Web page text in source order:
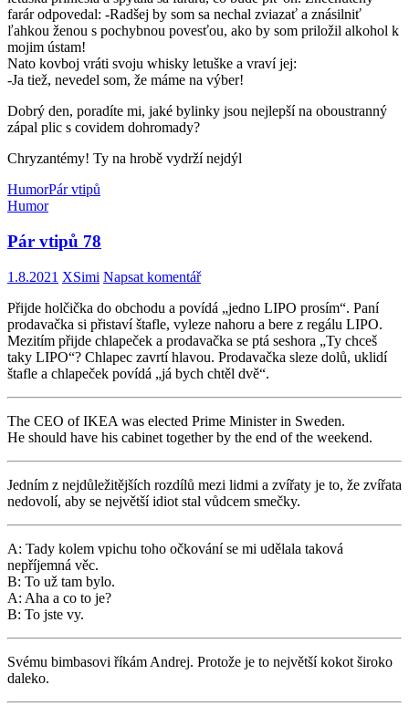
farár odpovedal: -Radšej by som sa nechal zviazať a znásilniť
ľahkou ženou s pochybnou povesťou, ako by som priložil alkohol k
mojim ústam!
Nato kovboj vráti svoju whisky letuške a vraví jej:
-Ja tiež, nevedel som, že máme na výber!
Dobrý den, poradíte mi, jaké bylinky jsou nejlepší na oboustranný
zápal plic s covidem dohromady?
Chryzantémy! Ty na hrobě vydrží nejdýl
HumorPár vtipů
Humor
Pár vtipů 78
1.8.2021 XSimi Napsat komentář
Přijde holčička do obchodu a povídá „jedno LIPO prosím“. Paní
prodavačka si přistaví štafle, vyleze nahoru a bere z regálu LIPO.
Mezitím přijde chlapeček a prodavačka se ptá seshora „Ty chceš
taky LIPO“? Chlapec zavrtí hlavou. Prodavačka sleze dolů, uklidí
štafle a chlapeček povídá „já bych chtěl dvě“.
The CEO of IKEA was elected Prime Minister in Sweden.
He should have his cabinet together by the end of the weekend.
Jedním z nejdůležitějších rozdílů mezi lidmi a zvířaty je to, že zvířata
nedovolí, aby se největší idiot stal vůdcem smečky.
A: Tady kolem vpichu toho očkování se mi udělala taková
nepříjemná věc.
B: To už tam bylo.
A: Aha a co to je?
B: To jste vy.
Svému bimbasovi říkám Andrej. Protože je to největší kokot široko
daleko.